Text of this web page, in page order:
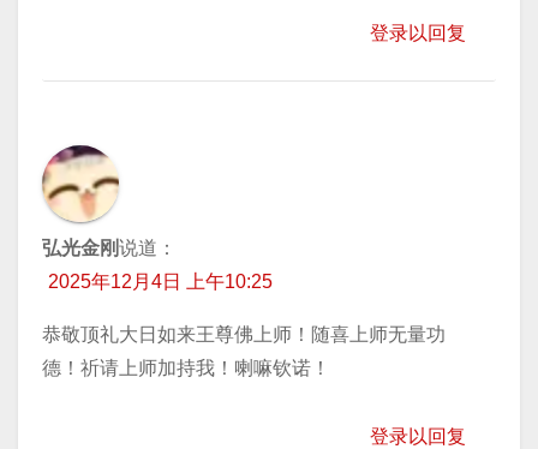
登录以回复
弘光金刚说道：
2025年12月4日 上午10:25
恭敬顶礼大日如来王尊佛上师！随喜上师无量功
德！祈请上师加持我！喇嘛钦诺！
登录以回复